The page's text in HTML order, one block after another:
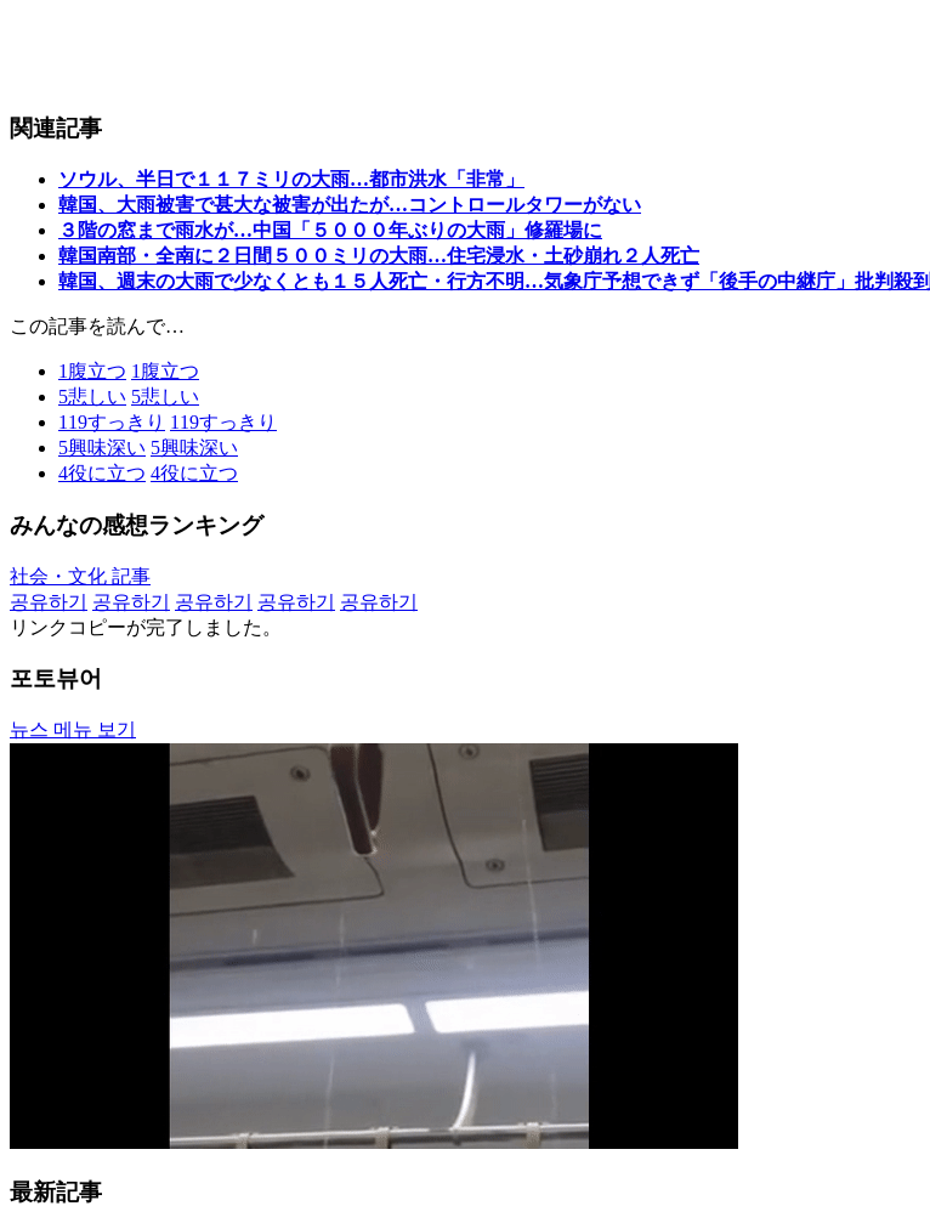
関連記事
ソウル、半日で１１７ミリの大雨…都市洪水「非常」
韓国、大雨被害で甚大な被害が出たが…コントロールタワーがない
３階の窓まで雨水が…中国「５０００年ぶりの大雨」修羅場に
韓国南部・全南に２日間５００ミリの大雨…住宅浸水・土砂崩れ２人死亡
韓国、週末の大雨で少なくとも１５人死亡・行方不明…気象庁予想できず「後手の中継庁」批判殺到
この記事を読んで…
1 腹立つ 1 腹立つ
5悲しい 5悲しい
119すっきり 119すっきり
5興味深い 5興味深い
4役に立つ 4役に立つ
みんなの感想ランキング
社会・文化 記事
공유하기
공유하기 공유하기 공유하기
공유하기
リンクコピーが完了しました。
포토뷰어
뉴스 메뉴 보기
最新記事